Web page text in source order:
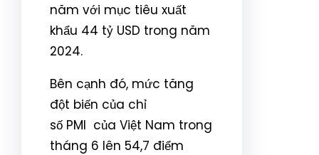
năm với mục tiêu xuất
khẩu 44 tỷ USD trong năm
2024.
Bên cạnh đó, mức tăng
đột biến của chỉ
số PMI của Việt Nam trong
tháng 6 lên 54,7 điểm